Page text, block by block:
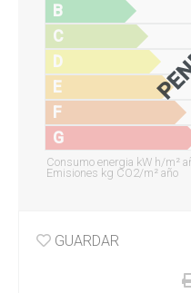
B
C
D
E
F
G
Consumo energia kW h/m²
Emisiones kg CO2/m² año
GUARDAR